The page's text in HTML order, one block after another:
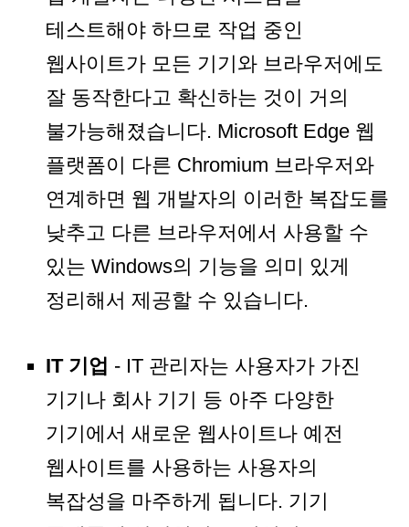
테스트해야 하므로 작업 중인
웹사이트가 모든 기기와 브라우저에도
잘 동작한다고 확신하는 것이 거의
불가능해졌습니다. Microsoft Edge 웹
플랫폼이 다른 Chromium 브라우저와
연계하면 웹 개발자의 이러한 복잡도를
낮추고 다른 브라우저에서 사용할 수
있는 Windows의 기능을 의미 있게
정리해서 제공할 수 있습니다.
IT 기업 - IT 관리자는 사용자가 가진
기기나 회사 기기 등 아주 다양한
기기에서 새로운 웹사이트나 예전
웹사이트를 사용하는 사용자의
복잡성을 마주하게 됩니다. 기기